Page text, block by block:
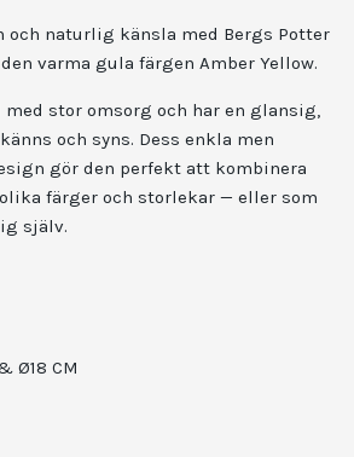
och naturlig känsla med Bergs Potter
varma gula färgen Amber Yellow.
stor omsorg och har en glansig,
och syns. Dess enkla men
gör den perfekt att kombinera
färger och storlekar — eller som
själv.
Ø18 CM